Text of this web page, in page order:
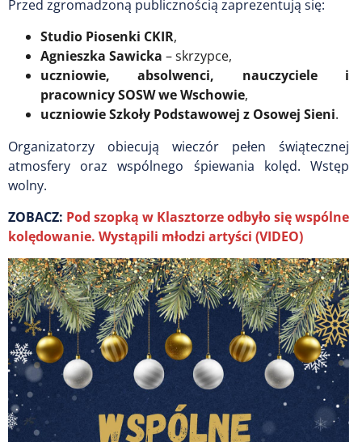
Przed zgromadzoną publicznością zaprezentują się:
Studio Piosenki CKIR,
Agnieszka Sawicka – skrzypce,
uczniowie, absolwenci, nauczyciele i
pracownicy SOSW we Wschowie,
uczniowie Szkoły Podstawowej z Osowej Sieni.
Organizatorzy obiecują wieczór pełen świątecznej
atmosfery oraz wspólnego śpiewania kolęd. Wstęp
wolny.
ZOBACZ: Pod szopką w Klasztorze odbyło się wspólne
kolędowanie. Wystąpili młodzi artyści (VIDEO)